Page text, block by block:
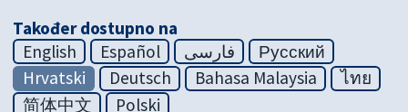
Također dostupno na
English
Español فارسی
Русский
Hrvatski
Deutsch Bahasa Malaysia
ไทย
简体中文
Polski